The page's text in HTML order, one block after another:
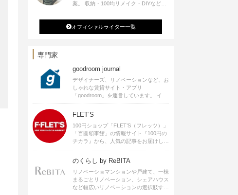
案。 収納・100均リメイク・DIYなどお
発信中。 著書 なつめさんちの新しい
のになつかしいアンティークな部屋つく
り 雑誌掲載・TV出演・コラム執筆・
オフィシャルライター一覧
専門家
goodroom journal
デザイナーズ、リノベーションなど、お
しゃれな賃貸サイト・アプリ
「goodroom」を運営しています。 イン
テリアや、ひとり暮らし、ふたり暮らし
のアイディアなど、賃貸でも自分らしい
暮らしを楽しむためのヒントをお届けし
ます。
FLET’S
100円ショップ「FLET’S（フレッツ）」
「百圓領事館」の情報サイト『100円の
チカラ』から、人気の記事をお届けしま
す。
のくらし by ReBITA
リノベーショマンションや戸建て、一棟
まるごとリノベーション、シェアハウス
など幅広いリノベーションの選択肢すべ